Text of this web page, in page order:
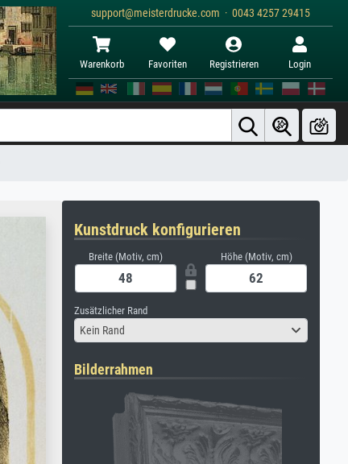
support@meisterdrucke.com · 0043 4257 29415
Warenkorb Favoriten Registrieren Login
Kunstdruck konfigurieren
Breite (Motiv, cm) Höhe (Motiv, cm)
Zusätzlicher Rand
Kein Rand
Bilderrahmen